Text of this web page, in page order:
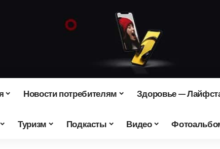
Новости потребителям Здоровье —
Туризм Подкасты Видео